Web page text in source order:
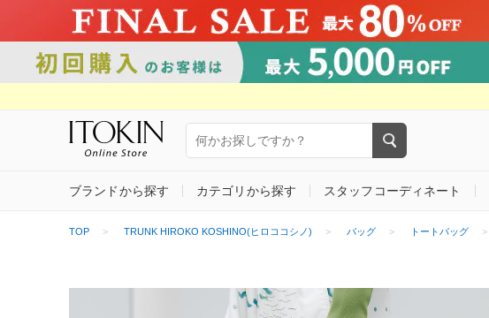
ブランドから探す カテゴリから探す スタッフコーディネート
TOP TRUNK HIROKO KOSHINO(ヒロココシノ) バッグ トートバッグ